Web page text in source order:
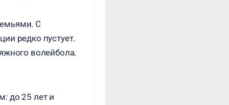
С
редко пустует.
волейбола.
до 25 лет и